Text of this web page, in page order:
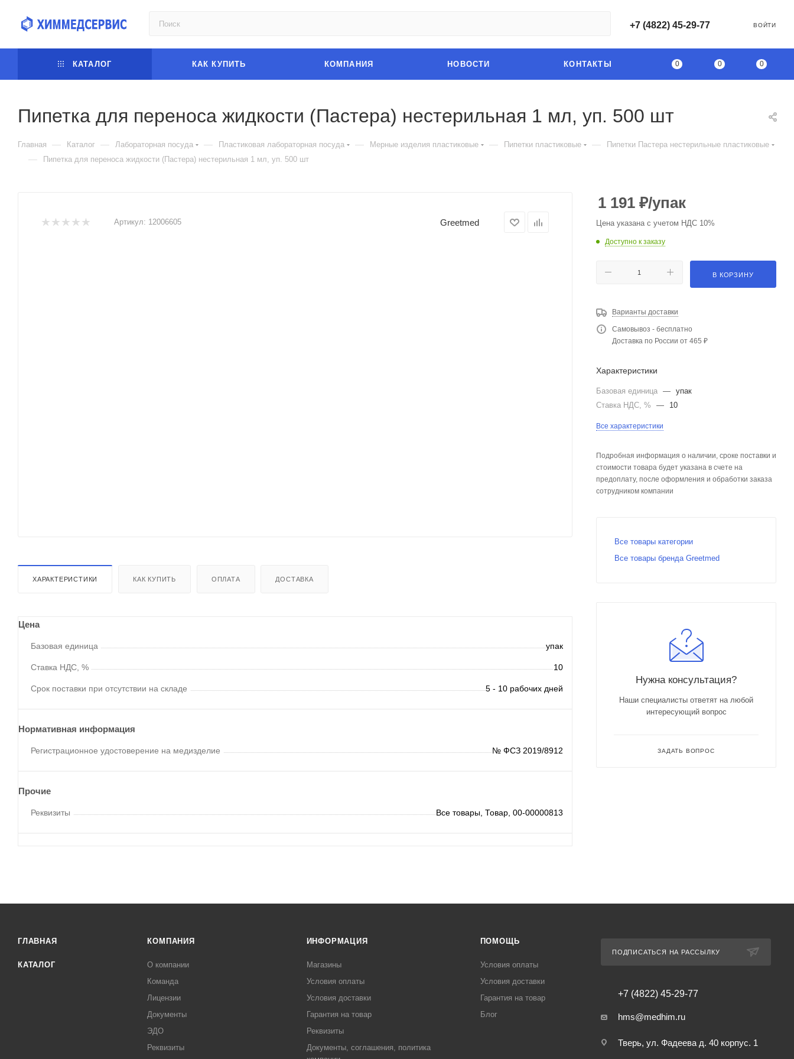
+7 (4822) 45-29-77 ВОЙТИ
0 0 0
КАТАЛОГ КАК КУПИТЬ КОМПАНИЯ НОВОСТИ КОНТАКТЫ
Пипетка для переноса жидкости (Пастера) нестерильная 1 мл, уп. 500 шт
Главная — Каталог — Лабораторная посуда — Пластиковая лабораторная посуда — Мерные изделия пластиковые — Пипетки пластиковые — Пипетки Пастера нестерильные пластиковые
— Пипетка для переноса жидкости (Пастера) нестерильная 1 мл, уп. 500 шт
Артикул: 12006605 Greetmed
ХАРАКТЕРИСТИКИ КАК КУПИТЬ ОПЛАТА ДОСТАВКА
Цена
Базовая единица упак
Ставка НДС, % 10
Срок поставки при отсутствии на складе 5 - 10 рабочих дней
Нормативная информация
Регистрационное удостоверение на медизделие № ФСЗ 2019/8912
Прочие
Реквизиты Все товары, Товар, 00-00000813
1 191 ₽/упак
Цена указана с учетом НДС 10%
Доступно к заказу
В КОРЗИНУ
Варианты доставки
Самовывоз - бесплатно
Доставка по России от 465 ₽
Характеристики
Базовая единица — упак
Ставка НДС, %
— 10
Все характеристики
Подробная информация о наличии, сроке поставки и
стоимости товара будет указана в счете на
предоплату, после оформления и обработки заказа
сотрудником компании
Все товары категории
Все товары бренда Greetmed
Нужна консультация?
Наши специалисты ответят на любой
интересующий вопрос
ЗАДАТЬ ВОПРОС
ГЛАВНАЯ
КАТАЛОГ
КОМПАНИЯ
О компании
Команда
Лицензии
Документы
ЭДО
Реквизиты
ИНФОРМАЦИЯ
Магазины
Условия оплаты
Условия доставки
Гарантия на товар
Реквизиты
Документы, соглашения, политика
ПОМОЩЬ
Условия оплаты
Условия доставки
Гарантия на товар
Блог
ПОДПИСАТЬСЯ НА РАССЫЛКУ
+7 (4822) 45-29-77
hms@medhim.ru
Тверь, ул. Фадеева д. 40 корпус. 1